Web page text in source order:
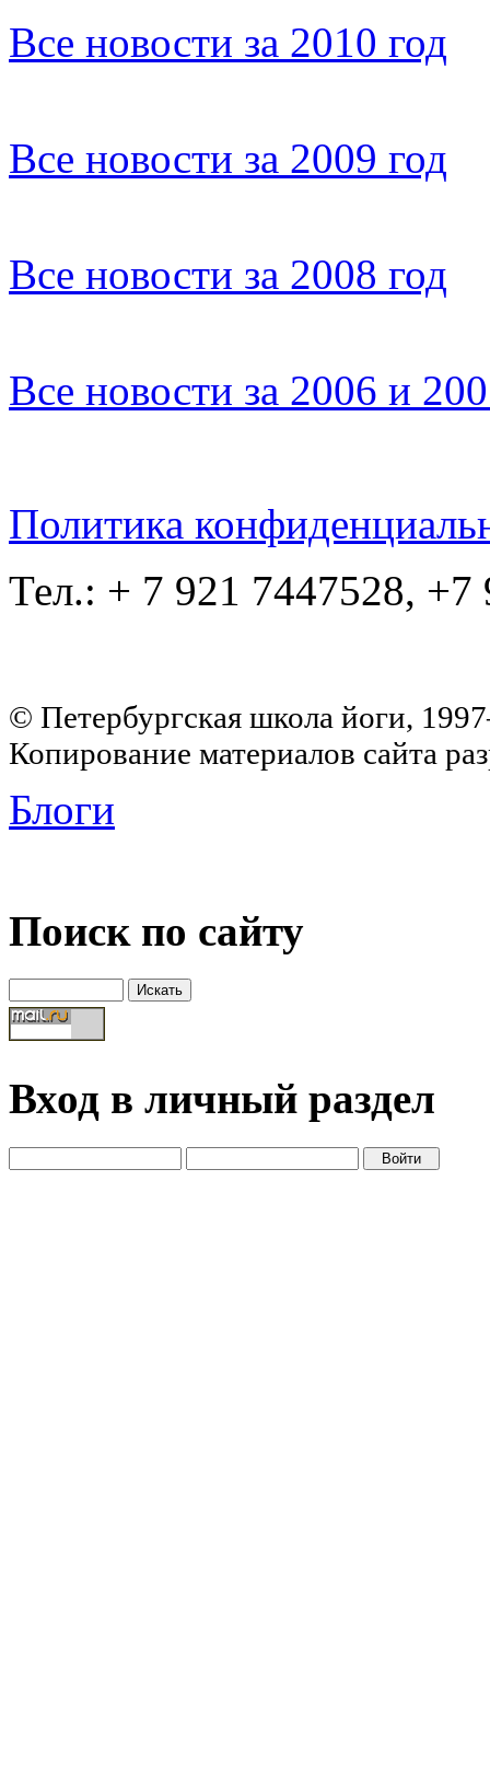
Все новости за 2010 год
Все новости за 2009 год
Все новости за 2008 год
Все новости за 2006 и
Политика
Тел.: + 7 921 7447528, +7
© Петербургская школа йоги,
Копирование материалов сайта
Блоги
Поиск по сайту
Вход в личный раздел